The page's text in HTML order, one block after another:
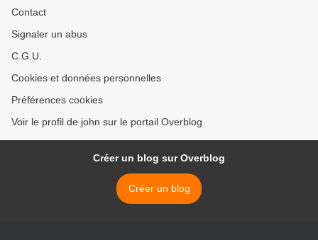
Contact
Signaler un abus
C.G.U.
Cookies et données personnelles
Préférences cookies
Voir le profil de john sur le portail Overblog
Créer un blog sur Overblog
Créer un blog